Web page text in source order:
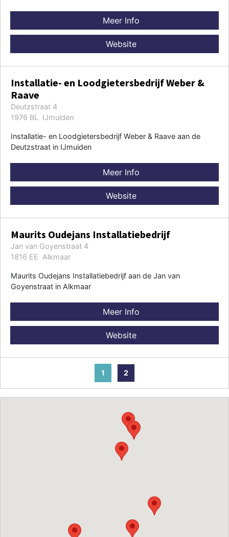
Meer Info
Website
Installatie- en Loodgietersbedrijf Weber &
Raave
Deutzstraat 4
1976 BL IJmuiden
Installatie- en Loodgietersbedrijf Weber & Raave aan de
Deutzstraat in IJmuiden
Meer Info
Website
Maurits Oudejans Installatiebedrijf
Jan van Goyenstraat 4
1816 EE Alkmaar
Maurits Oudejans Installatiebedrijf aan de Jan van
Goyenstraat in Alkmaar
Meer Info
Website
1 2